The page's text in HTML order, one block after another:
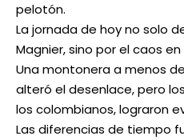
pelotón.
La jornada de hoy no solo
Magnier, sino por el caos
Una montonera a menos
alteró el desenlace, pero
los colombianos, lograron
Las diferencias de tiempo